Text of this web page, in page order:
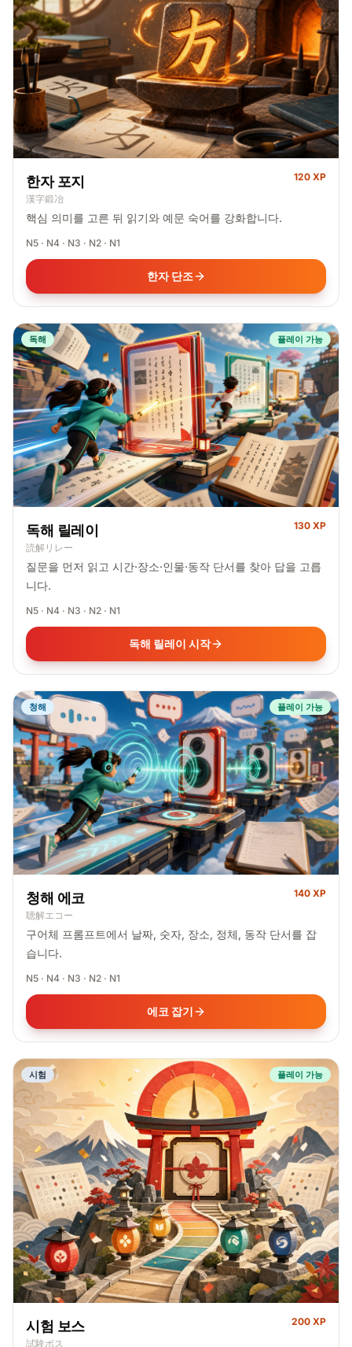
한자 포지
漢字鍛冶
120 XP
핵심 의미를 고른 뒤 읽기와 예문 숙어를 강화합니다.
N5 · N4 · N3 · N2 · N1
한자 단조
독해 플레이 가능
독해 릴레이
読解リレー
130 XP
질문을 먼저 읽고 시간·장소·인물·동작 단서를 찾아 답을 고릅
니다.
N5 · N4 · N3 · N2 · N1
독해 릴레이 시작
청해 플레이 가능
청해 에코
聴解エコー
140 XP
구어체 프롬프트에서 날짜, 숫자, 장소, 정체, 동작 단서를 잡
습니다.
N5 · N4 · N3 · N2 · N1
에코 잡기
시험 플레이 가능
시험 보스
試験ボス
200 XP